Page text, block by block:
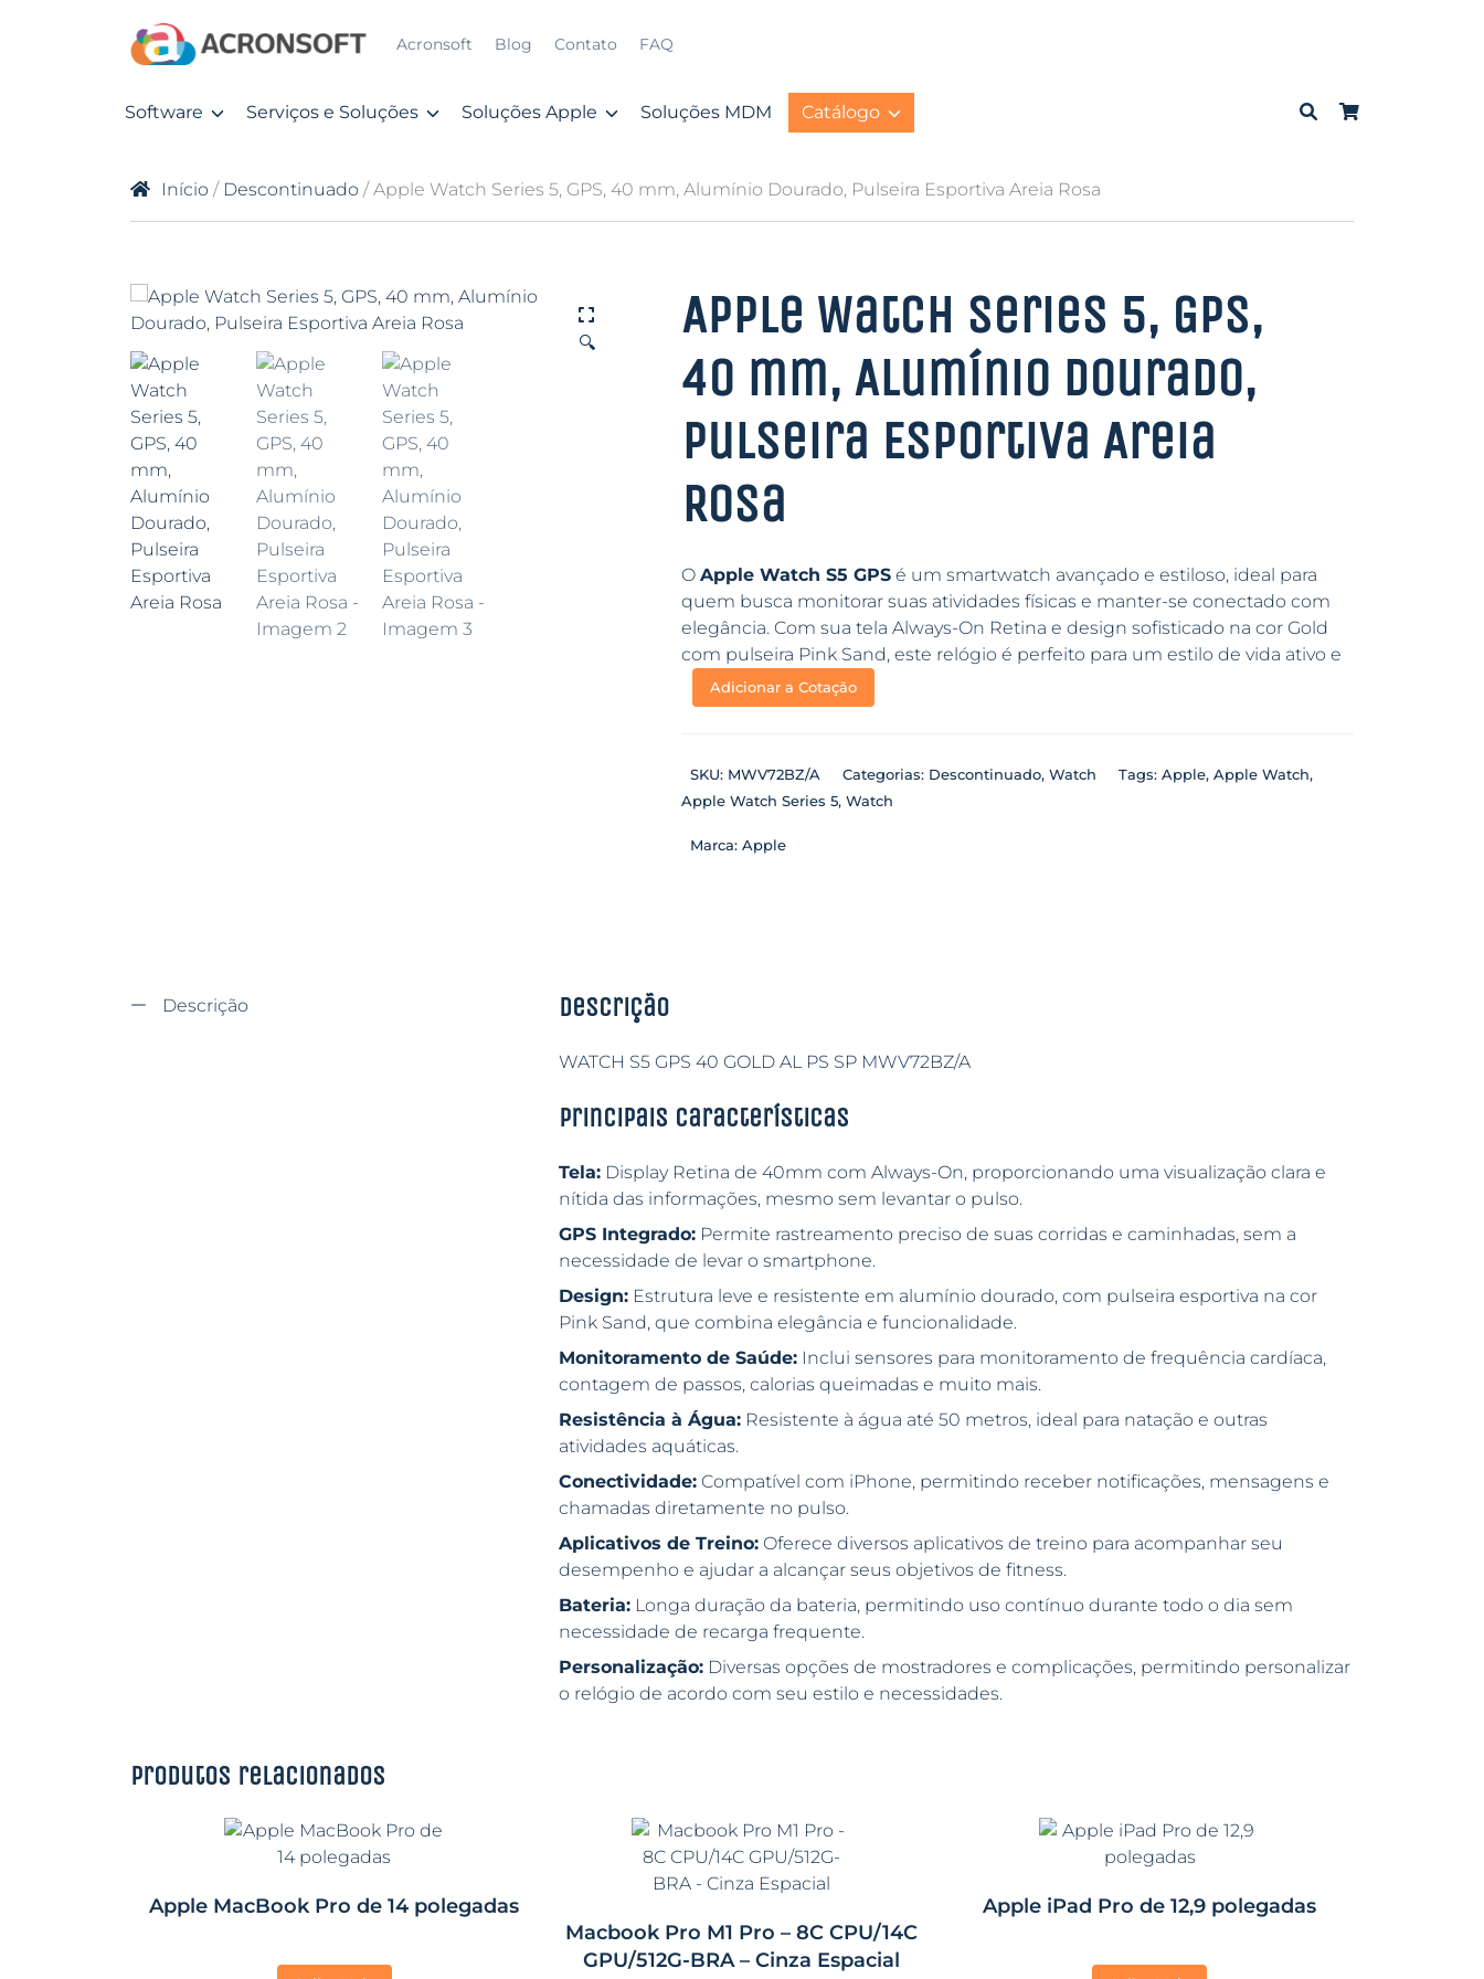
Acronsoft Blog Contato FAQ
Software Serviços e Soluções Soluções Apple Soluções MDM Catálogo
Início / Descontinuado / Apple Watch Series 5, GPS, 40 mm, Alumínio Dourado, Pulseira Esportiva Areia Rosa
🔍
Apple Watch Series 5, GPS,
40 mm, Alumínio Dourado,
Pulseira Esportiva Areia
Rosa
O Apple Watch S5 GPSé um smartwatch avançado e estiloso, ideal para
quem busca monitorar suas atividades físicas e manter-se conectado com
elegância. Com sua tela Always-On Retina e design sofisticado na cor Gold
com pulseira Pink Sand, este relógio é perfeito para um estilo de vida ativo e
Adicionar a Cotação
SKU: MWV72BZ/A Categorias: Descontinuado, Watch Tags: Apple, Apple Watch,
Apple Watch Series 5, Watch
Marca: Apple
Descrição Descrição
WATCH S5 GPS 40 GOLD AL PS SP MWV72BZ/A
Principais características
Tela:Display Retina de 40mm com Always-On, proporcionando uma visualização clara e
nítida das informações, mesmo sem levantar o pulso.
GPS Integrado:Permite rastreamento preciso de suas corridas e caminhadas, sem a
necessidade de levar o smartphone.
Design:Estrutura leve e resistente em alumínio dourado, com pulseira esportiva na cor
Pink Sand, que combina elegância e funcionalidade.
Monitoramento de Saúde:Inclui sensores para monitoramento de frequência cardíaca,
contagem de passos, calorias queimadas e muito mais.
Resistência à Água:Resistente à água até 50 metros, ideal para natação e outras
atividades aquáticas.
Conectividade:Compatível com iPhone, permitindo receber notificações, mensagens e
chamadas diretamente no pulso.
Aplicativos de Treino:Oferece diversos aplicativos de treino para acompanhar seu
desempenho e ajudar a alcançar seus objetivos de fitness.
Bateria:Longa duração da bateria, permitindo uso contínuo durante todo o dia sem
necessidade de recarga frequente.
Personalização:Diversas opções de mostradores e complicações, permitindo personalizar
o relógio de acordo com seu estilo e necessidades.
Produtos relacionados
Apple MacBook Pro de 14 polegadas
Macbook Pro M1 Pro – 8C CPU/14C
GPU/512G-BRA – Cinza Espacial
Apple iPad Pro de 12,9 polegadas